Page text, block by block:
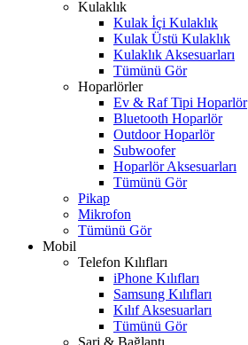
Kulaklık
Kulak İçi Kulaklık
Kulak Üstü Kulaklık
Kulaklık Aksesuarları
Tümünü Gör
Hoparlörler
Ev & Raf Tipi Hoparlör
Bluetooth Hoparlör
Outdoor Hoparlör
Subwoofer
Hoparlör Aksesuarları
Tümünü Gör
Pikap
Mikrofon
Tümünü Gör
Mobil
Telefon Kılıfları
iPhone Kılıfları
Samsung Kılıfları
Kılıf Aksesuarları
Tümünü Gör
Şarj & Bağlantı